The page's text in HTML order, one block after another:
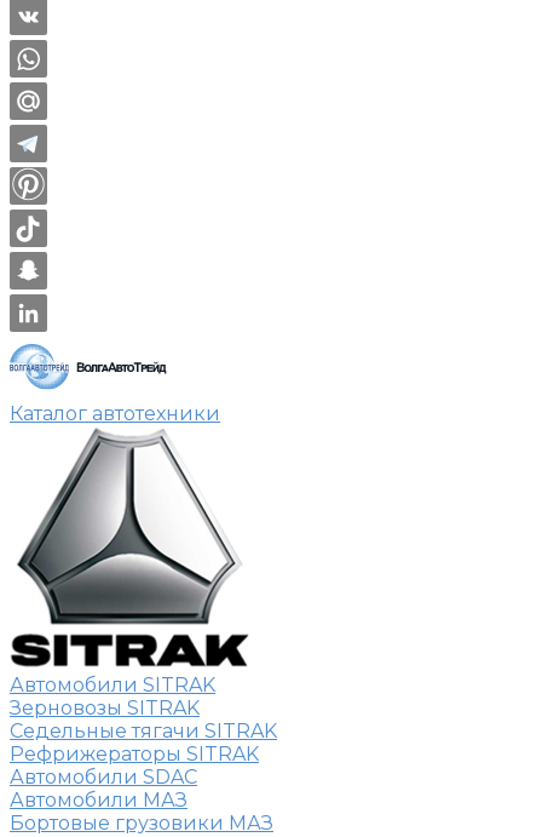
Каталог автотехники
Автомобили SITRAK
Зерновозы SITRAK
Седельные тягачи SITRAK
Рефрижераторы SITRAK
Автомобили SDAC
Автомобили МАЗ
Бортовые грузовики МАЗ